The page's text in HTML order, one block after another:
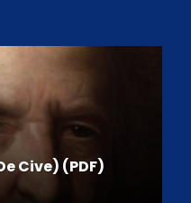
Cive) (PDF)